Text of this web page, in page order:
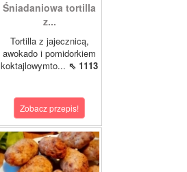
Śniadaniowa tortilla
z...
Tortilla z jajecznicą,
awokado i pomidorkiem
koktajlowymto... ⇖ 1113
Zobacz przepis!